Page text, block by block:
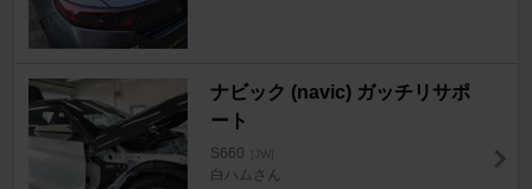
ナビック (navic) ガッチリサポ
ート
S660 [JW]
白ハムさん